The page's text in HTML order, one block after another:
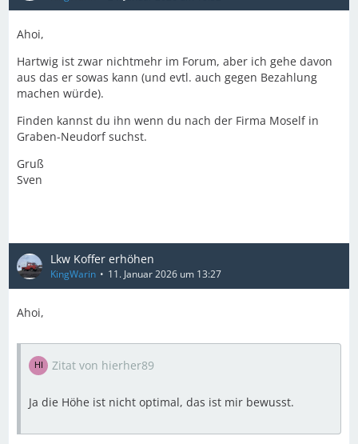
Ahoi,
Hartwig ist zwar nichtmehr im Forum, aber ich gehe davon
aus das er sowas kann (und evtl. auch gegen Bezahlung
machen würde).
Finden kannst du ihn wenn du nach der Firma Moself in
Graben-Neudorf suchst.
Gruß
Sven
Lkw Koffer erhöhen
KingWarin 11. Januar 2026 um 13:27
Ahoi,
Zitat von hierher89
Ja die Höhe ist nicht optimal, das ist mir bewusst.